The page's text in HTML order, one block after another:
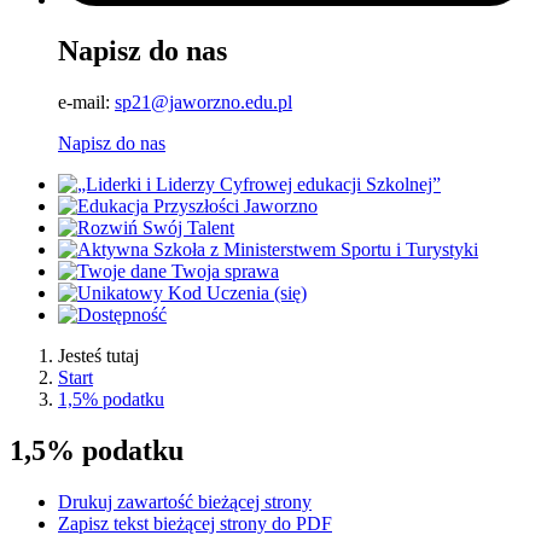
Napisz do nas
e-mail: sp21@jaworzno.edu.pl
Napisz do nas
Jesteś tutaj
Start
1,5% podatku
1,5% podatku
Drukuj zawartość bieżącej strony
Zapisz tekst bieżącej strony do PDF